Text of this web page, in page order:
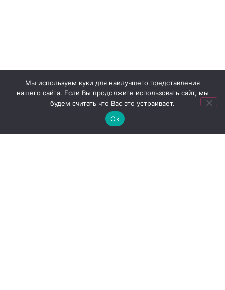
Мы используем куки для наилучшего представления
нашего сайта. Если Вы продолжите использовать сайт, мы
будем считать что Вас это устраивает.
Ok